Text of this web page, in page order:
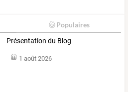
Populaires
Présentation du Blog
1 août 2026